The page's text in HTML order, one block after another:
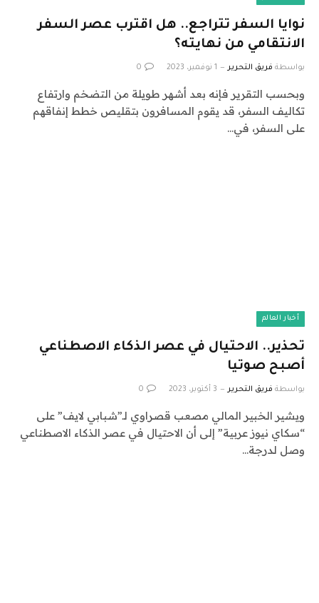
نوايا السفر تتراجع.. هل اقترب عصر السفر
الانتقامي من نهايته؟
بواسطة فريق التحرير 1 نوفمبر، 2023 0
وبحسب التقرير فإنه بعد أشهر طويلة من التضخم وارتفاع
تكاليف السفر، قد يقوم المسافرون بتقليص خطط إنفاقهم
على السفر، في…
أخبار العالم
تحذير.. الاحتيال في عصر الذكاء الاصطناعي
أصبح صوتيا
بواسطة فريق التحرير 3 أكتوبر، 2023 0
ويشير الخبير المالي مصعب قصراوي لـ”شبابي لايف” على
“سكاي نيوز عربية” إلى أن الاحتيال في عصر الذكاء الاصطناعي
وصل لدرجة…